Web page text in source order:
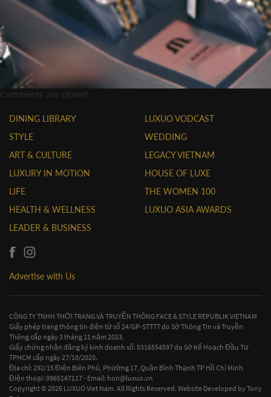
Comments are closed.
DINING LIBRARY
STYLE
ART & CULTURE
LUXURY IN MOTION
LIFE
HEALTH & WELLNESS
LEADER & BUSINESS
LUXUO VODCAST
WEDDING
LEGACY VIETNAM
HOUSE OF LUXE
THE WOMEN 100
LUXUO ASIA AWARDS
Advertise with Us
CÔNG TY TNHH THỜI TRANG VÀ TRUYỀN THÔNG FACE & STYLE REPUBLIK VIETNAM
Giấy phép trang thông tin điện tử số 24/GP-STTTT do Sở Thông Tin và Truyền
Thông cấp ngày 3 tháng 11 năm 2023.
Giấy chứng nhận đăng ký kinh doanh số: 0316554597 do Sở Kế Hoạch Đầu Tư
TPHCM cấp ngày 27/10/2020.
Địa chỉ: 292/15 Điện Biên Phủ, Phường 17, Quận Bình Thạnh TP Hồ Chí Minh
Điện thoại: 0965147117 - Email: hon@luxuo.vn
Copyright © 2026 LUXUO Viet Nam. All Rights Reserved. Website Developed byTony